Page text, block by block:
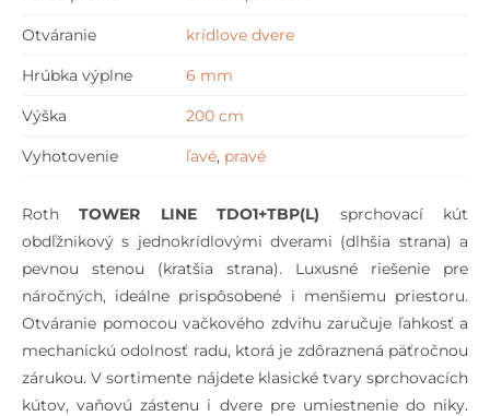
Otváranie krídlove dvere
Hrúbka výplne 6 mm
Výška 200 cm
Vyhotovenie ľavé, pravé
RothTOWER LINE TDO1+TBP(L) sprchovací kút
obdľžnikový s jednokrídlovými dverami (dlhšia strana) a
pevnou stenou (kratšia strana). Luxusné riešenie pre
náročných, ideálne prispôsobené i menšiemu priestoru.
Otváranie pomocou vačkového zdvihu zaručuje ľahkosť a
mechanickú odolnosť radu, ktorá je zdôraznená päťročnou
zárukou. V sortimente nájdete klasické tvary sprchovacích
kútov, vaňovú zástenu i dvere pre umiestnenie do niky.